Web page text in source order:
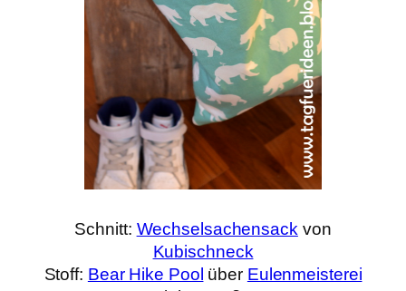
Schnitt: Wechselsachensackvon
Kubischneck
Stoff: Bear Hike Pool über Eulenmeisterei